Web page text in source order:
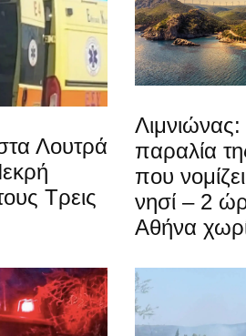
Λουτρά
Τρεις
παραλία
που
νησί – 2
Αθήνα